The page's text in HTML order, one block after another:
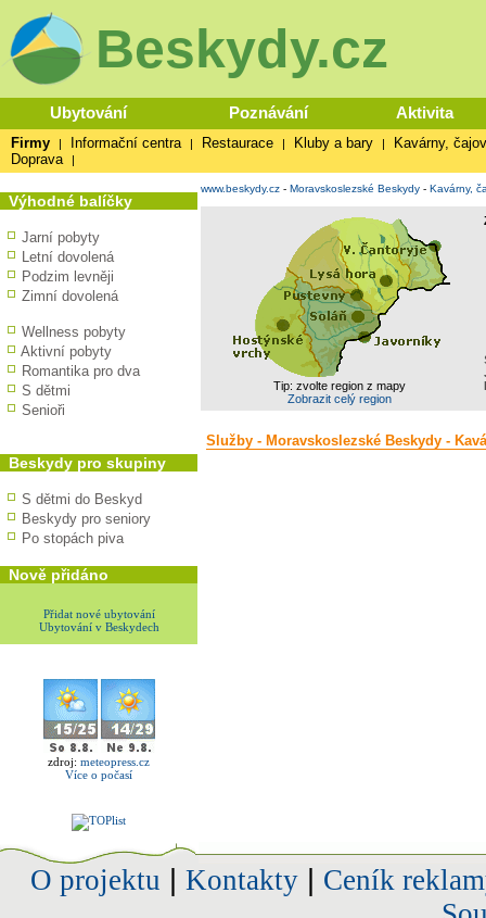
Beskydy.cz
Ubytování Poznávání Aktivita
Firmy | Informační centra | Restaurace | Kluby a bary |
Kavárny,
Doprava
|
Výhodné balíčky
Jarní pobyty
Letní dovolená
Podzim levněji
Zimní dovolená
Wellness pobyty
Aktivní pobyty
Romantika pro dva
S dětmi
Senioři
Beskydy pro skupiny
S dětmi do Beskyd
Beskydy pro seniory
Po stopách piva
Nově přidáno
Přidat nové ubytování
Ubytování v Beskydech
zdroj: meteopress.cz
Více o počasí
www.beskydy.cz - Moravskoslezské Beskydy - Kavárny,
Tip: zvolte region z mapy
Zobrazit celý region
Služby - Moravskoslezské Beskydy -
O projektu Kontakty| Ceník